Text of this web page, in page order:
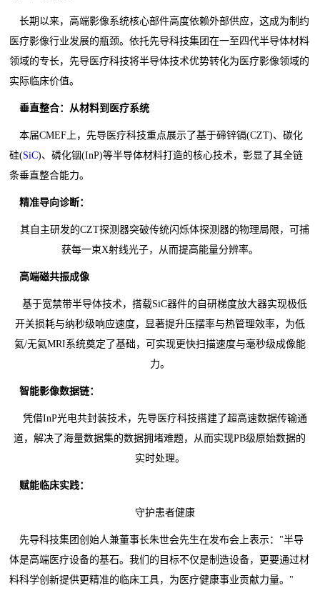
长期以来，高端影像系统核心部件高度依赖外部供应，这成为制约
医疗影像行业发展的瓶颈。依托先导科技集团在一至四代半导体材料
领域的专长，先导医疗科技将半导体技术优势转化为医疗影像领域的
实际临床价值。
垂直整合：从材料到医疗系统
本届CMEF上，先导医疗科技重点展示了基于碲锌镉(CZT)、碳化
硅(SiC)、磷化铟(InP)等半导体材料打造的核心技术，彰显了其全链
条垂直整合能力。
精准导向诊断：
其自主研发的CZT探测器突破传统闪烁体探测器的物理局限，可捕
获每一束X射线光子，从而提高能量分辨率。
高端磁共振成像
基于宽禁带半导体技术，搭载SiC器件的自研梯度放大器实现极低
开关损耗与纳秒级响应速度，显著提升压摆率与热管理效率，为低
氦/无氦MRI系统奠定了基础，可实现更快扫描速度与毫秒级成像能
力。
智能影像数据链：
凭借InP光电共封装技术，先导医疗科技搭建了超高速数据传输通
道，解决了海量数据集的数据拥堵难题，从而实现PB级原始数据的
实时处理。
赋能临床实践：
守护患者健康
先导科技集团创始人兼董事长朱世会先生在发布会上表示："半导
体是高端医疗设备的基石。我们的目标不仅是制造设备，更要通过材
料科学创新提供更精准的临床工具，为医疗健康事业贡献力量。"